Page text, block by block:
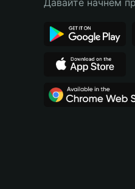
Давайте начнем